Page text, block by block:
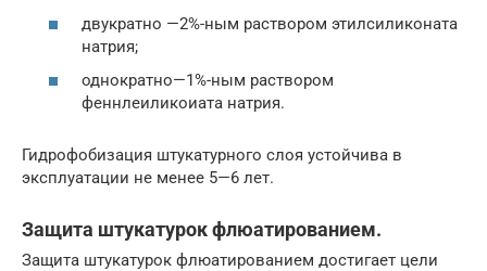
двукратно —2%-ным раствором этилсиликоната
натрия;
однократно—1%-ным раствором
феннлеиликоиата натрия.
Гидрофобизация штукатурного слоя устойчива в
эксплуатации не менее 5—6 лет.
Защита штукатурок флюатированием.
Защита штукатурок флюатированием достигает цели